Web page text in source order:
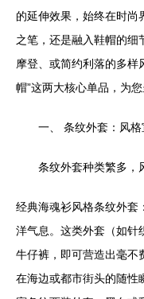
的延伸效果，始终在时尚
之笔，还是融入鞋帽的细
摩登、或简约利落的多样
帽”这两大核心单品，为
一、 条纹外套：风
条纹外套种类繁多，
经典海魂衫风格条纹外套
洋气息。这类外套（如针
牛仔裤，即可营造出毫不
在海边或都市街头的随性